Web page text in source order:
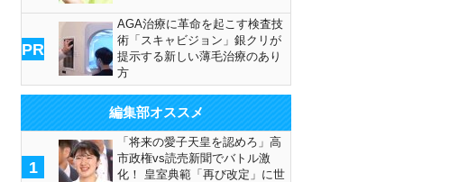
PR
AGA治療に革命を起こす検査技
術「スキャビジョン」銀クリが
提示する新しい薄毛治療のあり
方
編集部オススメ
1
「将来の愛子天皇を認めろ」高
市政権vs読売新聞でバトル激
化！ 皇室典範「再び改定」に世